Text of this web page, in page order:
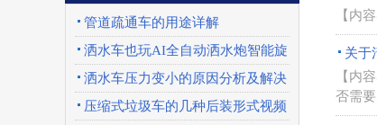
管道疏通车的用途详解
洒水车也玩AI全自动洒水炮智能旋
转喷头优势特点
洒水车压力变小的原因分析及解决
办法
压缩式垃圾车的几种后装形式视频
【内
关于
【内
否需